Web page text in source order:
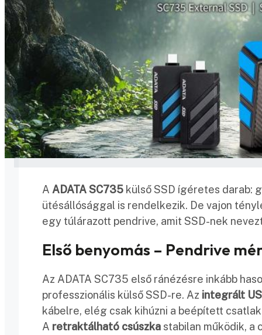
A ADATA SC735 külső SSD ígéretes darab:
ütésállósággal is rendelkezik. De vajon
egy túlárazott pendrive, amit SSD-nek
Első benyomás – Pendrive
Az ADATA SC735 első ránézésre inkább
professzionális külső SSD-re. Az integrált
kábelre, elég csak kihúzni a beépített
A retraktálható csúszkastabilan működik, a